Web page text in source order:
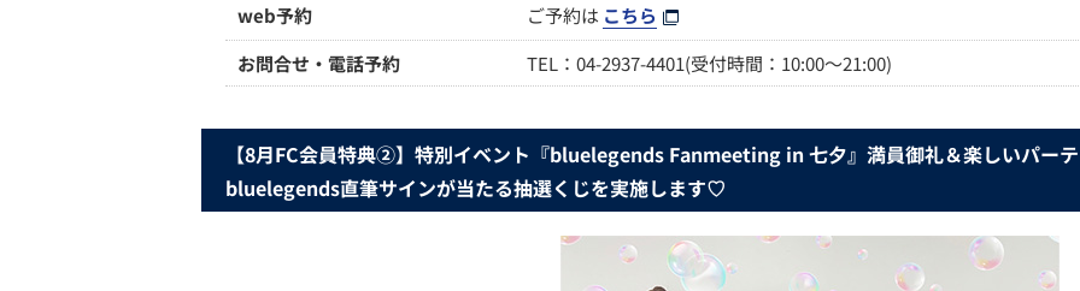
web予約
ご予約は こちら
お問合せ・電話予約
TEL：04-2937-4401(受付時間：10:00～21:00)
【8月FC会員特典②】特別イベント『bluelegends Fanmeeting in 七夕』満員御礼＆楽しいパーテ
bluelegends直筆サインが当たる抽選くじを実施します♡